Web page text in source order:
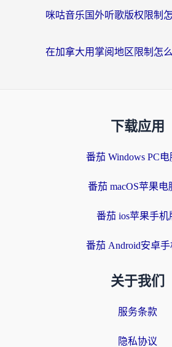
下载应用
番茄 Windows PC电
番茄 macOS苹果电
番茄 ios苹果手机
番茄 Android安卓手
关于我们
服务条款
隐私协议